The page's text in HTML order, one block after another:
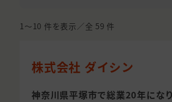
1〜10 件を表示／全 59 件
株式会社 ダイシン
神奈川県平塚市で総業20年になり